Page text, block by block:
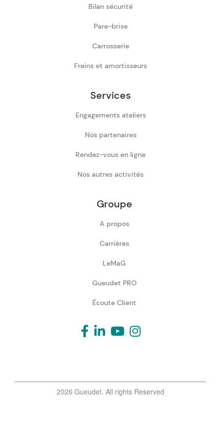
Bilan sécurité
Pare-brise
Carrosserie
Freins et amortisseurs
Services
Engagements ateliers
Nos partenaires
Rendez-vous en ligne
Nos autres activités
Groupe
A propos
Carrières
LeMaG
Gueudet PRO
Écoute Client
2026 Gueudet. All rights Reserved